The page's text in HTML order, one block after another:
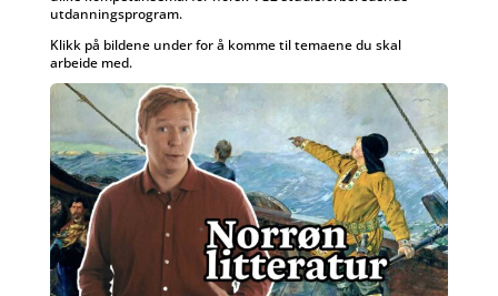
utdanningsprogram.
Klikk på bildene under for å komme til temaene du skal
arbeide med.